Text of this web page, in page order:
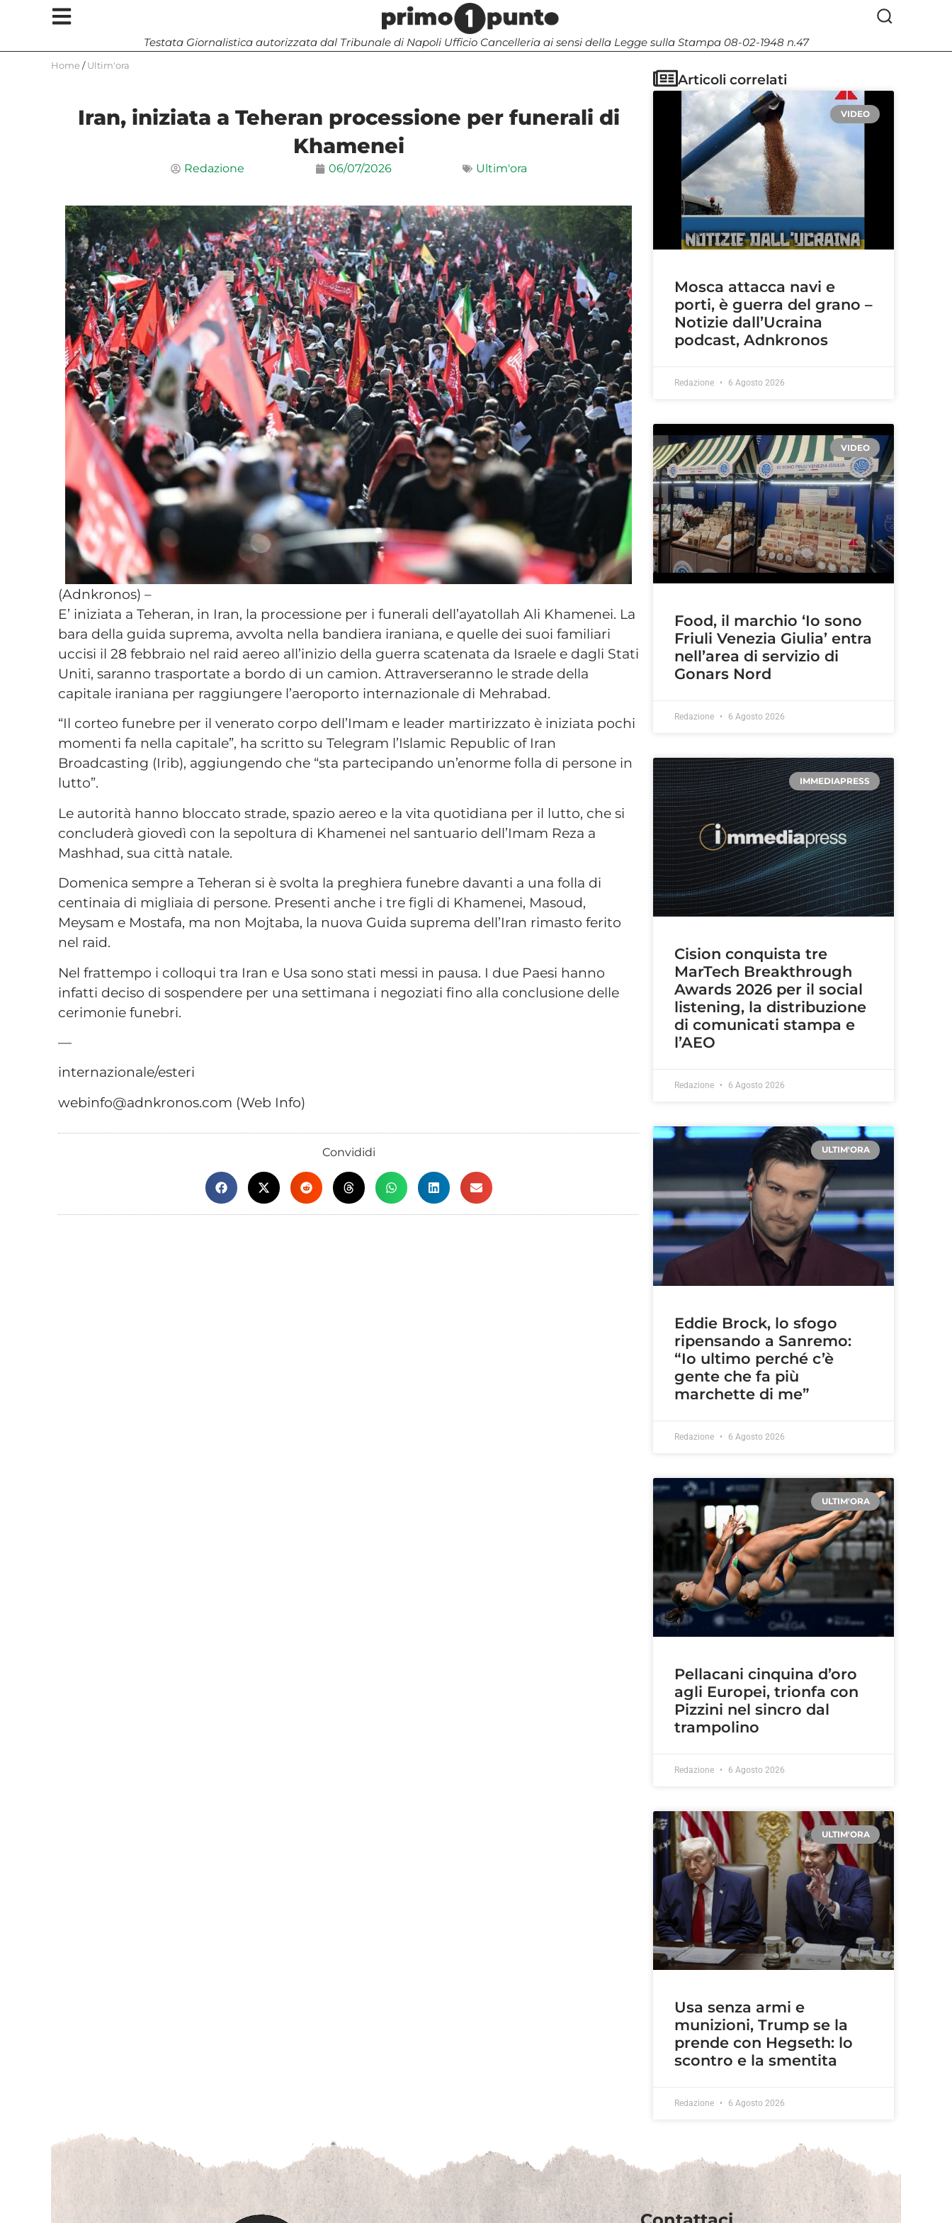
Testata Giornalistica autorizzata dal Tribunale di Napoli Ufficio Cancelleria ai sensi della Legge sulla Stampa 08-02-1948 n.47
Home / Ultim'ora
Iran, iniziata a Teheran processione per funerali di
Khamenei
Redazione 06/07/2026 Ultim'ora
(Adnkronos) –
E’ iniziata a Teheran, in Iran, la processione per i funerali dell’ayatollah Ali Khamenei. La
bara della guida suprema, avvolta nella bandiera iraniana, e quelle dei suoi familiari
uccisi il 28 febbraio nel raid aereo all’inizio della guerra scatenata da Israele e dagli Stati
Uniti, saranno trasportate a bordo di un camion. Attraverseranno le strade della
capitale iraniana per raggiungere l’aeroporto internazionale di Mehrabad.
“Il corteo funebre per il venerato corpo dell’Imam e leader martirizzato è iniziata pochi
momenti fa nella capitale”, ha scritto su Telegram l’Islamic Republic of Iran
Broadcasting (Irib), aggiungendo che “sta partecipando un’enorme folla di persone in
lutto”.
Le autorità hanno bloccato strade, spazio aereo e la vita quotidiana per il lutto, che si
concluderà giovedì con la sepoltura di Khamenei nel santuario dell’Imam Reza a
Mashhad, sua città natale.
Domenica sempre a Teheran si è svolta la preghiera funebre davanti a una folla di
centinaia di migliaia di persone. Presenti anche i tre figli di Khamenei, Masoud,
Meysam e Mostafa, ma non Mojtaba, la nuova Guida suprema dell’Iran rimasto ferito
nel raid.
Nel frattempo i colloqui tra Iran e Usa sono stati messi in pausa. I due Paesi hanno
infatti deciso di sospendere per una settimana i negoziati fino alla conclusione delle
cerimonie funebri.
—
internazionale/esteri
webinfo@adnkronos.com (Web Info)
Convididi
Articoli correlati
VIDEO
Mosca attacca navi e
porti, è guerra del grano –
Notizie dall’Ucraina
podcast, Adnkronos
Redazione 6 Agosto 2026
VIDEO
Food, il marchio ‘Io sono
Friuli Venezia Giulia’ entra
nell’area di servizio di
Gonars Nord
Redazione 6 Agosto 2026
IMMEDIAPRESS
Cision conquista tre
MarTech Breakthrough
Awards 2026 per il social
listening, la distribuzione
di comunicati stampa e
l’AEO
Redazione 6 Agosto 2026
ULTIM'ORA
Eddie Brock, lo sfogo
ripensando a Sanremo:
“Io ultimo perché c’è
gente che fa più
marchette di me”
Redazione 6 Agosto 2026
ULTIM'ORA
Pellacani cinquina d’oro
agli Europei, trionfa con
Pizzini nel sincro dal
trampolino
Redazione 6 Agosto 2026
ULTIM'ORA
Usa senza armi e
munizioni, Trump se la
prende con Hegseth: lo
scontro e la smentita
Redazione 6 Agosto 2026